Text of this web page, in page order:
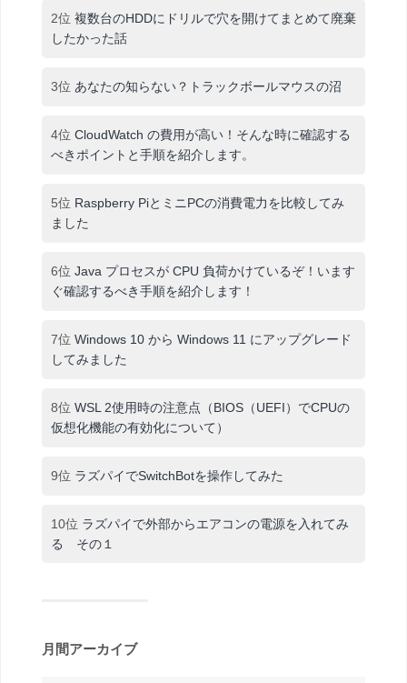
2位 複数台のHDDにドリルで穴を開けてまとめて廃棄
したかった話
3位 あなたの知らない？トラックボールマウスの沼
4位 CloudWatch の費用が高い！そんな時に確認する
べきポイントと手順を紹介します。
5位 Raspberry PiとミニPCの消費電力を比較してみ
ました
6位 Java プロセスが CPU 負荷かけているぞ！います
ぐ確認するべき手順を紹介します！
7位 Windows 10 から Windows 11 にアップグレード
してみました
8位 WSL 2使用時の注意点（BIOS（UEFI）でCPUの
仮想化機能の有効化について）
9位 ラズパイでSwitchBotを操作してみた
10位 ラズパイで外部からエアコンの電源を入れてみ
る その１
月間アーカイブ